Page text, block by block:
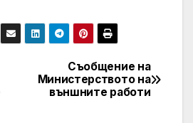
Съобщение на
Mинистерството на
външните работи